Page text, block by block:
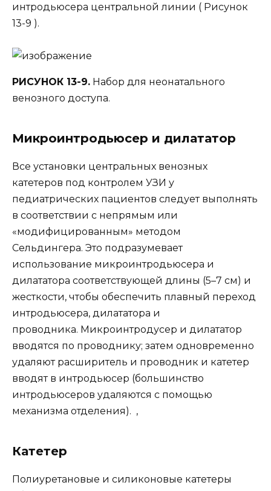
интродьюсера центральной линии ( Рисунок
13-9 ).
РИСУНОК 13-9. Набор для неонатального
венозного доступа.
Микроинтродьюсер и дилататор
Все установки центральных венозных
катетеров под контролем УЗИ у
педиатрических пациентов следует выполнять
в соответствии с непрямым или
«модифицированным» методом
Сельдингера. Это подразумевает
использование микроинтродьюсера и
дилататора соответствующей длины (5–7 см) и
жесткости, чтобы обеспечить плавный переход
интродьюсера, дилататора и
проводника. Микроинтродусер и дилататор
вводятся по проводнику; затем одновременно
удаляют расширитель и проводник и катетер
вводят в интродьюсер (большинство
интродьюсеров удаляются с помощью
механизма отделения). ,
Катетер
Полиуретановые и силиконовые катетеры